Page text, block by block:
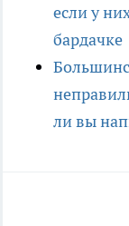
если у
бардачке
ли вы